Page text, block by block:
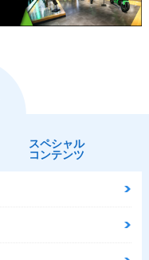
スペシャル
コンテンツ